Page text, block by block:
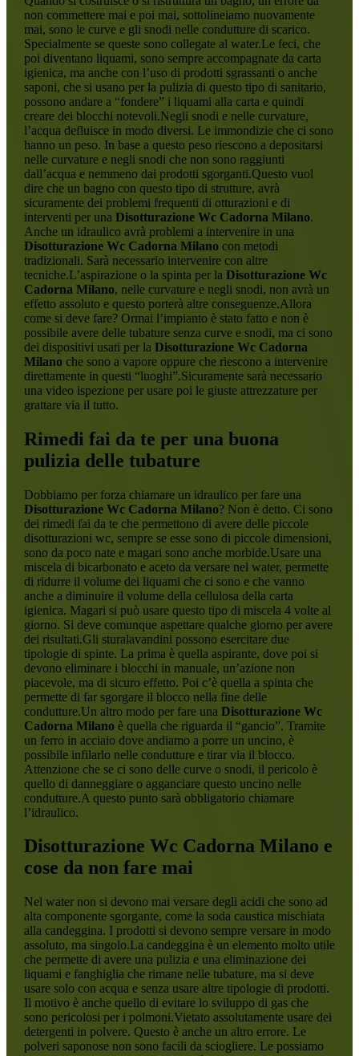
non commettere mai e poi mai, sottolineiamo nuovamente
mai, sono le curve e gli snodi nelle condutture di scarico.
Specialmente se queste sono collegate al water.Le feci, che
poi diventano liquami, sono sempre accompagnate da carta
igienica, ma anche con l’uso di prodotti sgrassanti o anche
saponi, che si usano per la pulizia di questo tipo di sanitario,
possono andare a “fondere” i liquami alla carta e quindi
creare dei blocchi notevoli.Negli snodi e nelle curvature,
l’acqua defluisce in modo diversi. Le immondizie che ci sono
hanno un peso. In base a questo peso riescono a depositarsi
nelle curvature e negli snodi che non sono raggiunti
dall’acqua e nemmeno dai prodotti sgorganti.Questo vuol
dire che un bagno con questo tipo di strutture, avrà
sicuramente dei problemi frequenti di otturazioni e di
interventi per una Disotturazione Wc Cadorna Milano.
Anche un idraulico avrà problemi a intervenire in una
Disotturazione Wc Cadorna Milanocon metodi
tradizionali. Sarà necessario intervenire con altre
tecniche.L’aspirazione o la spinta per la Disotturazione Wc
Cadorna Milano, nelle curvature e negli snodi, non avrà un
effetto assoluto e questo porterà altre conseguenze.Allora
come si deve fare? Ormai l’impianto è stato fatto e non è
possibile avere delle tubature senza curve e snodi, ma ci sono
dei dispositivi usati per la Disotturazione Wc Cadorna
Milanoche sono a vapore oppure che riescono a intervenire
direttamente in questi “luoghi”.Sicuramente sarà necessario
una video ispezione per usare poi le giuste attrezzature per
grattare via il tutto.
Rimedi fai da te per una buona
pulizia delle tubature
Dobbiamo per forza chiamare un idraulico per fare una
Disotturazione Wc Cadorna Milano? Non è detto. Ci sono
dei rimedi fai da te che permettono di avere delle piccole
disotturazioni wc, sempre se esse sono di piccole dimensioni,
sono da poco nate e magari sono anche morbide.Usare una
miscela di bicarbonato e aceto da versare nel water, permette
di ridurre il volume dei liquami che ci sono e che vanno
anche a diminuire il volume della cellulosa della carta
igienica. Magari si può usare questo tipo di miscela 4 volte al
giorno. Si deve comunque aspettare qualche giorno per avere
dei risultati.Gli sturalavandini possono esercitare due
tipologie di spinte. La prima è quella aspirante, dove poi si
devono eliminare i blocchi in manuale, un’azione non
piacevole, ma di sicuro effetto. Poi c’è quella a spinta che
permette di far sgorgare il blocco nella fine delle
condutture.Un altro modo per fare una Disotturazione Wc
Cadorna Milanoè quella che riguarda il “gancio”. Tramite
un ferro in acciaio dove andiamo a porre un uncino, è
possibile infilarlo nelle condutture e tirar via il blocco.
Attenzione che se ci sono delle curve o snodi, il pericolo è
quello di danneggiare o agganciare questo uncino nelle
condutture.A questo punto sarà obbligatorio chiamare
l’idraulico.
Disotturazione Wc Cadorna Milano e
cose da non fare mai
Nel water non si devono mai versare degli acidi che sono ad
alta componente sgorgante, come la soda caustica mischiata
alla candeggina. I prodotti si devono sempre versare in modo
assoluto, ma singolo.La candeggina è un elemento molto utile
che permette di avere una pulizia e una eliminazione dei
liquami e fanghiglia che rimane nelle tubature, ma si deve
usare solo con acqua e senza usare altre tipologie di prodotti.
Il motivo è anche quello di evitare lo sviluppo di gas che
sono pericolosi per i polmoni.Vietato assolutamente usare dei
detergenti in polvere. Questo è anche un altro errore. Le
polveri saponose non sono facili da sciogliere. Le possiamo